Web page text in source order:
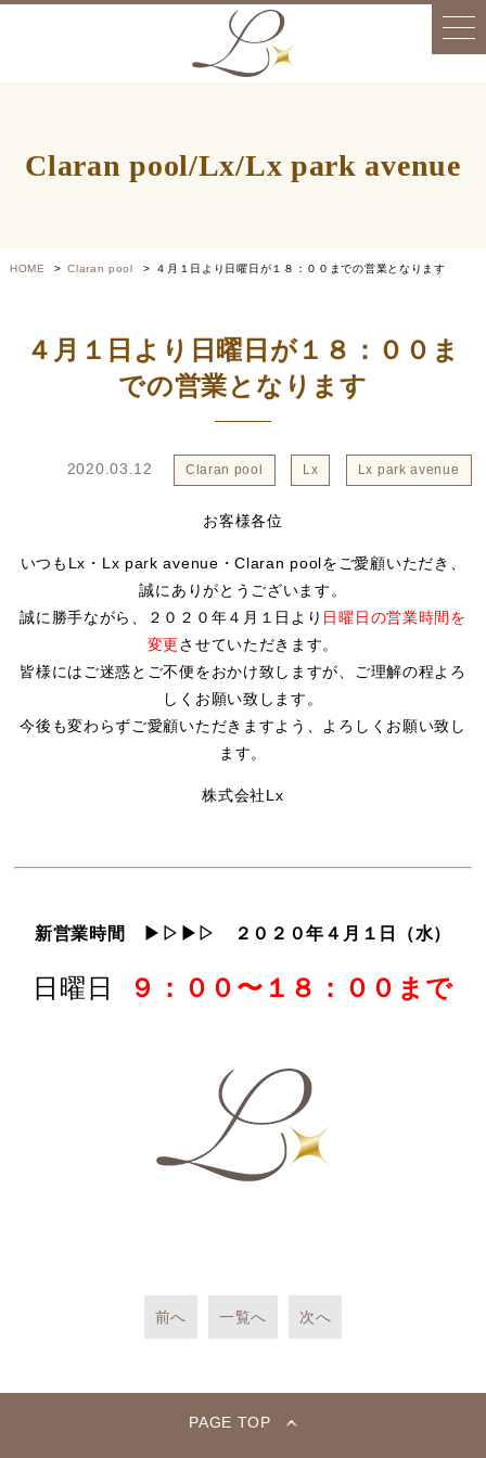
Claran pool/Lx/Lx park avenue
HOME Claran pool ４月１日より日曜日が１８：００までの営業となります
４月１日より日曜日が１８：００ま
での営業となります
2020.03.12 Claran pool Lx Lx park avenue
お客様各位
いつもLx・Lx park avenue・Claran poolをご愛顧いただき、
誠にありがとうございます。
誠に勝手ながら、
２０２０年４月１日より 日曜日の営業時間を
変更させていただきます。
皆様にはご迷惑とご不便をおかけ致しますが、ご理解の程よろ
しくお願い致します。
今後も変わらずご愛顧いただきますよう、よろしくお願い致し
ます。
株式会社Lx
新営業時間 ▶▷▶▷ ２０２０年４月１日（水）
日曜日 ９：００〜１８：００まで
前へ 一覧へ 次へ
PAGE TOP